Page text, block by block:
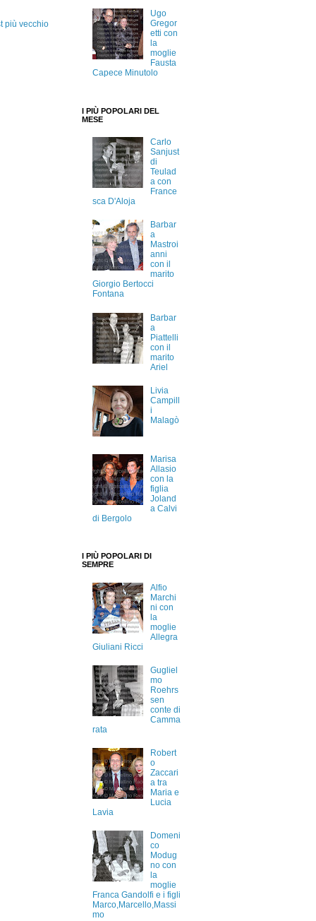
più vecchio
Ugo
Gregor
etti con
la
moglie
Fausta
Capece Minutolo
I PIÙ POPOLARI DEL
MESE
Carlo
Sanjust
di
Teulad
a con
France
sca D'Aloja
Barbar
a
Mastroi
anni
con il
marito
Giorgio Bertocci
Fontana
Barbar
a
Piattelli
con il
marito
Ariel
Livia
Campill
i
Malagò
Marisa
Allasio
con la
figlia
Joland
a Calvi
di Bergolo
I PIÙ POPOLARI DI
SEMPRE
Alfio
Marchi
ni con
la
moglie
Allegra
Giuliani Ricci
Gugliel
mo
Roehrs
sen
conte di
Camma
rata
Robert
o
Zaccari
a tra
Maria e
Lucia
Lavia
Domeni
co
Modug
no con
la
moglie
Franca Gandolfi e i figli
Marco,Marcello,Massi
mo